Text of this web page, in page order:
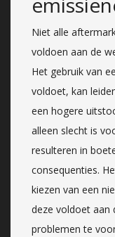
Niet alle
voldoen aan de
Het gebruik van
voldoet, kan
een hogere
alleen slecht is
resulteren in
consequenties.
kiezen van een
deze voldoet aan
problemen te